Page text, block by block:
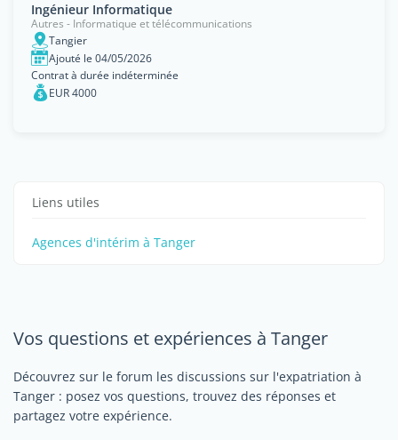
Ingénieur Informatique
Autres - Informatique et télécommunications
Tangier
Ajouté le 04/05/2026
Contrat à durée indéterminée
EUR 4000
Liens utiles
Agences d'intérim à Tanger
Vos questions et expériences à Tanger
Découvrez sur le forum les discussions sur l'expatriation à
Tanger : posez vos questions, trouvez des réponses et
partagez votre expérience.